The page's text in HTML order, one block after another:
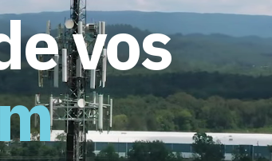
vos